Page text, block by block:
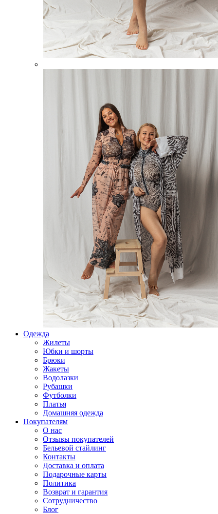
Одежда
Жилеты
Юбки и шорты
Брюки
Жакеты
Водолазки
Рубашки
Футболки
Платья
Домашняя одежда
Покупателям
О нас
Отзывы покупателей
Бельевой стайлинг
Контакты
Доставка и оплата
Подарочные карты
Политика
Возврат и гарантия
Сотрудничество
Блог